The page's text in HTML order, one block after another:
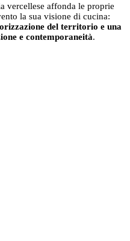
vercellese affonda le proprie
la sua visione di cucina:
del territorio e una
e contemporaneità.